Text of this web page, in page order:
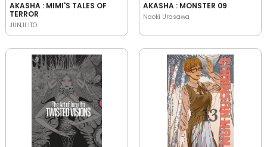
AKASHA : MIMI'S TALES OF
TERROR
JUNJI ITO
AKASHA : MONSTER 09
Naoki Urasawa